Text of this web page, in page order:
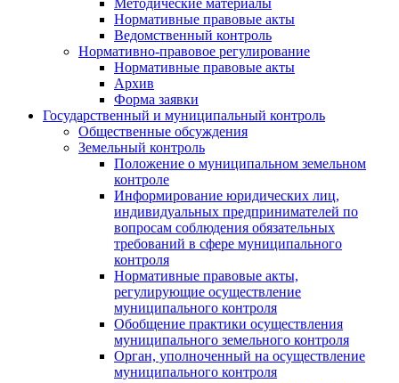
Методические материалы
Нормативные правовые акты
Ведомственный контроль
Нормативно-правовое регулирование
Нормативные правовые акты
Архив
Форма заявки
Государственный и муниципальный контроль
Общественные обсуждения
Земельный контроль
Положение о муниципальном земельном
контроле
Информирование юридических лиц,
индивидуальных предпринимателей по
вопросам соблюдения обязательных
требований в сфере муниципального
контроля
Нормативные правовые акты,
регулирующие осуществление
муниципального контроля
Обобщение практики осуществления
муниципального земельного контроля
Орган, уполноченный на осуществление
муниципального контроля